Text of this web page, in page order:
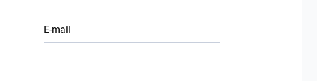
E-mail